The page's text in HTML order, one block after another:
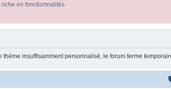
en fonctionnalités
insuffisamment personnalisé, le forum ferme